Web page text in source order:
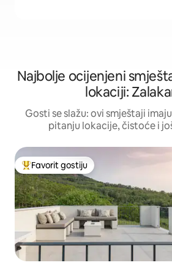
Najbolje ocijenjeni
lokaciji:
Gosti se slažu: ovi smještaji
pitanju lokacije, čistoće i
Glavni favorit gostiju
Favorit gostiju